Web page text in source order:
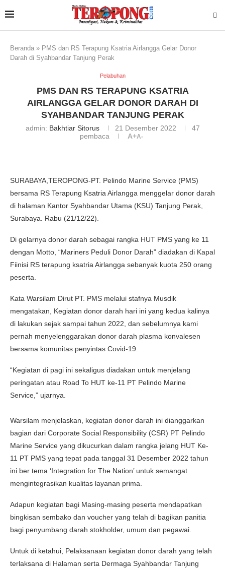
Beranda » PMS dan RS Terapung Ksatria Airlangga Gelar Donor
Darah di Syahbandar Tanjung Perak
Pelabuhan
PMS DAN RS TERAPUNG KSATRIA
AIRLANGGA GELAR DONOR DARAH DI
SYAHBANDAR TANJUNG PERAK
admin: Bakhtiar Sitorus 21 Desember 2022
47
pembaca
A+A-
SURABAYA,TEROPONG-PT. Pelindo Marine Service (PMS)
bersama RS Terapung Ksatria Airlangga menggelar donor darah
di halaman Kantor Syahbandar Utama (KSU) Tanjung Perak,
Surabaya. Rabu (21/12/22).
Di gelarnya donor darah sebagai rangka HUT PMS yang ke 11
dengan Motto, “Mariners Peduli Donor Darah” diadakan di Kapal
Fiinisi RS terapung ksatria Airlangga sebanyak kuota 250 orang
peserta.
Kata Warsilam Dirut PT. PMS melalui stafnya Musdik
mengatakan, Kegiatan donor darah hari ini yang kedua kalinya
di lakukan sejak sampai tahun 2022, dan sebelumnya kami
pernah menyelenggarakan donor darah plasma konvalesen
bersama komunitas penyintas Covid-19.
“Kegiatan di pagi ini sekaligus diadakan untuk menjelang
peringatan atau Road To HUT ke-11 PT Pelindo Marine
Service,” ujarnya.
Warsilam menjelaskan, kegiatan donor darah ini dianggarkan
bagian dari Corporate Social Responsibility (CSR) PT Pelindo
Marine Service yang dikucurkan dalam rangka jelang HUT Ke-
11 PT PMS yang tepat pada tanggal 31 Desember 2022 tahun
ini ber tema ‘Integration for The Nation’ untuk semangat
mengintegrasikan kualitas layanan prima.
Adapun kegiatan bagi Masing-masing peserta mendapatkan
bingkisan sembako dan voucher yang telah di bagikan panitia
bagi penyumbang darah stokholder, umum dan pegawai.
Untuk di ketahui, Pelaksanaan kegiatan donor darah yang telah
terlaksana di Halaman serta Dermaga Syahbandar Tanjung